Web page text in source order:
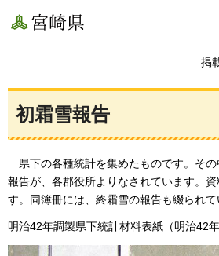
宮崎県
掲
初霜雪報告
県下の各種統計を集めたものです。そ
報告が、各郡役所よりなされています。
す。同簿冊には、終霜雪の報告も綴られて
明治42年調製県下統計材料表紙（明治42年